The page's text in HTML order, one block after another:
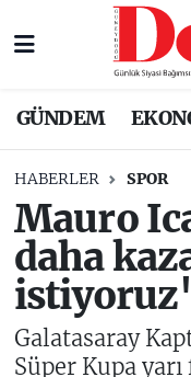
GÜNDEM
HABERLER SPOR
Mauro
daha
istiyoruz'
Galatasaray
Süper Kupa
Nöbetçi
Süper Lig
Tüm Manşetler
Son Dakika